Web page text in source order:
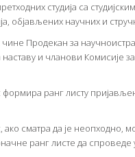
студија са
објављених научних и
чине Продекан за
и чланови Комисије
формира ранг листу
ако сматра да је неопходно,
ранг листе да спроведе